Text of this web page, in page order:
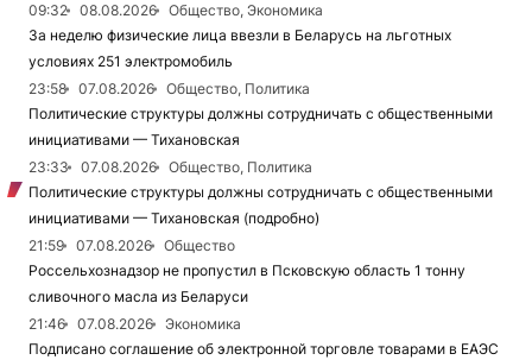
09:32
08.08.2026
Общество, Экономика
За неделю физические лица ввезли в Беларусь на льготных
условиях 251 электромобиль
23:58
07.08.2026
Общество, Политика
Политические структуры должны сотрудничать с общественными
инициативами — Тихановская
23:33
07.08.2026
Общество, Политика
Политические структуры должны сотрудничать с общественными
инициативами — Тихановская (подробно)
21:59
07.08.2026
Общество
Россельхознадзор не пропустил в Псковскую область 1 тонну
сливочного масла из Беларуси
21:46
07.08.2026
Экономика
Подписано соглашение об электронной торговле товарами в ЕАЭС